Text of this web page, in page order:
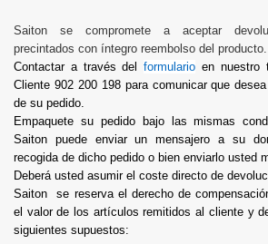
Saiton se compromete a aceptar
precintados con íntegro reembolso del producto.
Contactar a través delformulario en nuestro
Cliente 902 200 198 para comunicar que
de su pedido.
Empaquete su pedido bajo las mismas
Saiton puede enviar un mensajero a su
recogida de dicho pedido o bien enviarlo usted
Deberá usted asumir el coste directo de
Saiton se reserva el derecho de
el valor de los artículos remitidos al cliente y
siguientes supuestos: